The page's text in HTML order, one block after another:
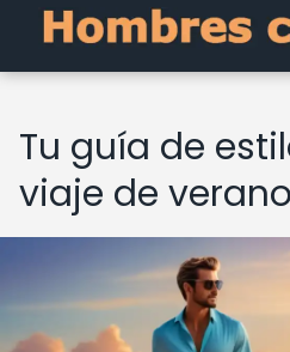
Tu guía de
viaje de